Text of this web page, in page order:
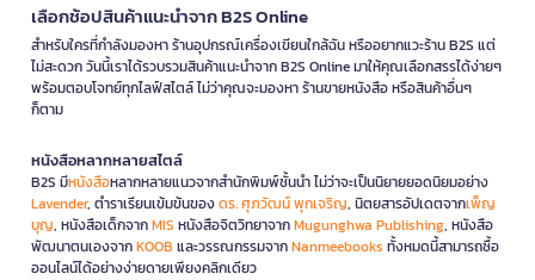
เลือกช้อปสินค้าแนะนำจาก B2S Online
สำหรับใครที่กำลังมองหา ร้านอุปกรณ์เครื่องเขียนใกล้ฉัน หรืออยากแวะร้าน B2S แต่
ไม่สะดวก วันนี้เราได้รวบรวมสินค้าแนะนำจาก B2S Online มาให้คุณเลือกสรรได้ง่ายๆ
พร้อมตอบโจทย์ทุกไลฟ์สไตล์ ไม่ว่าคุณจะมองหา ร้านขายหนังสือ หรือสินค้าอื่นๆ
ก็ตาม
หนังสือหลากหลายสไตล์
B2S มีหนังสือหลากหลายแนวจากสำนักพิมพ์ชั้นนำ ไม่ว่าจะเป็นนิยายยอดนิยมอย่าง
Lavender, ตำราเรียนเข้มข้นของดร. ศุภวัฒน์ พุกเจริญ, นิตยสารอัปเดตจากเพ็ญ
บุญ, หนังสือเด็กจากMIS หนังสือจิตวิทยาจากMugunghwa Publishing, หนังสือ
พัฒนาตนเองจากKOOB และวรรณกรรมจากNanmeebooks ทั้งหมดนี้สามารถซื้อ
ออนไลน์ได้อย่างง่ายดายเพียงคลิกเดียว